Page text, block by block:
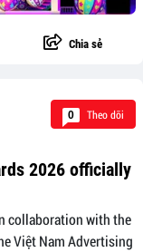
Chia sẻ
0 Theo dõi
2026 officially
collaboration with the
Việt Nam Advertising